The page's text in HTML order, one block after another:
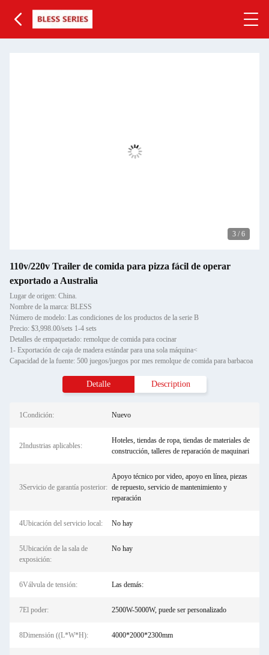
3 / 6
110v/220v Trailer de comida para pizza fácil de operar
exportado a Australia
Lugar de origen: China.
Nombre de la marca: BLESS
Número de modelo: Las condiciones de los productos de la serie B
Precio: $3,998.00/sets 1-4 sets
Detalles de empaquetado: remolque de comida para cocinar
1- Exportación de caja de madera estándar para una sola máquina<
Capacidad de la fuente: 500 juegos/juegos por mes remolque de comida para barbacoa
Detalle Description
1Condición: Nuevo
2Industrias aplicables:
Hoteles, tiendas de ropa, tiendas de materiales de
construcción, talleres de reparación de maquinari
3Servicio de garantía posterior:
Apoyo técnico por video, apoyo en línea, piezas
de repuesto, servicio de mantenimiento y
reparación
4Ubicación del servicio local: No hay
5Ubicación de la sala de
exposición:
No hay
6Válvula de tensión: Las demás:
7El poder: 2500W-5000W, puede ser personalizado
8Dimensión ((L*W*H): 4000*2000*2300mm